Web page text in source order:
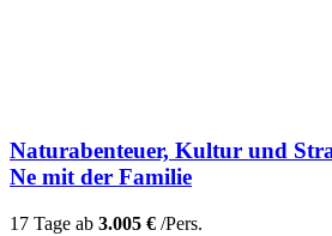
Naturabenteuer, Kultur und
Ne mit der Familie
17 Tage ab 3.005 € /Pers.